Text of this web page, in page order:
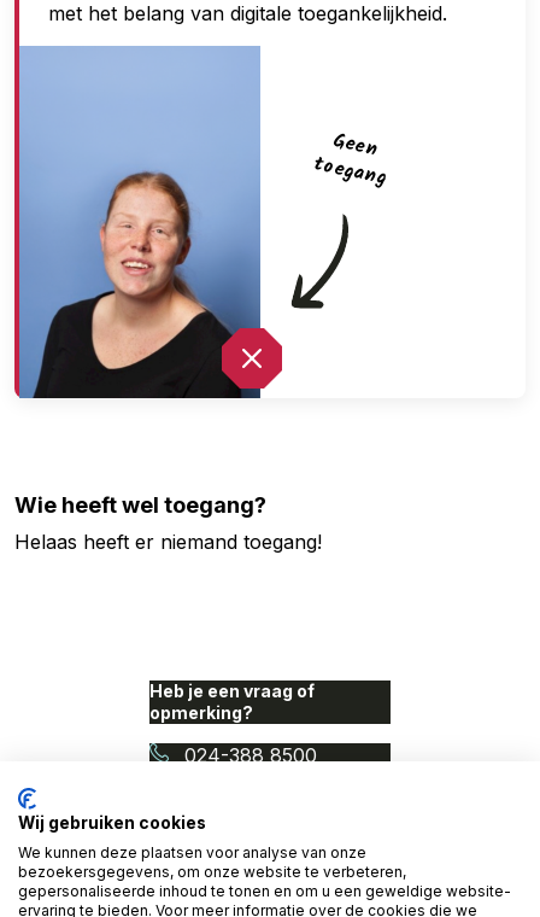
met het belang van digitale toegankelijkheid.
G
een
toegan
g
Wie heeft wel toegang?
Helaas heeft er niemand toegang!
Heb je een vraag of
opmerking?
024-388 8500
info@proudnerds.com
© 2026 Access Denied. Een
initiatief van Proud Nerds
en Cardan Technobilty.
Wij gebruiken cookies
We kunnen deze plaatsen voor analyse van onze
bezoekersgegevens, om onze website te verbeteren,
gepersonaliseerde inhoud te tonen en om u een geweldige website-
ervaring te bieden. Voor meer informatie over de cookies die we